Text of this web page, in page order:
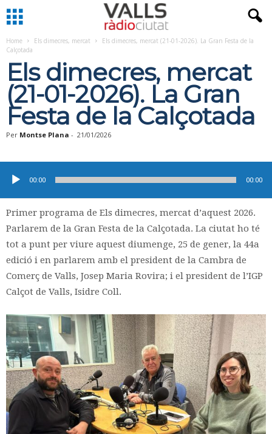
Home Els dimecres, mercat
Els dimecres, mercat (21-01-2026). La Gran Festa de la
Calçotada
Els dimecres, mercat
(21-01-2026). La Gran
Festa de la Calçotada
Per Montse Plana - 21/01/2026
d'àudio
00:00 00:00
Primer programa de Els dimecres, mercat d’aquest 2026.
Parlarem de la Gran Festa de la Calçotada. La ciutat ho té
tot a punt per viure aquest diumenge, 25 de gener, la 44a
edició i en parlarem amb el president de la Cambra de
Comerç de Valls, Josep Maria Rovira; i el president de l’IGP
Calçot de Valls, Isidre Coll.